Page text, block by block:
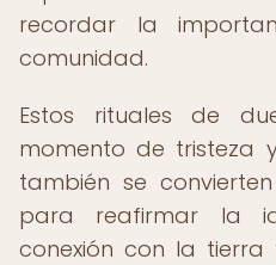
recordar la
comunidad.
Estos rituales de
momento de tristeza
también se
para reafirmar la
conexión con la